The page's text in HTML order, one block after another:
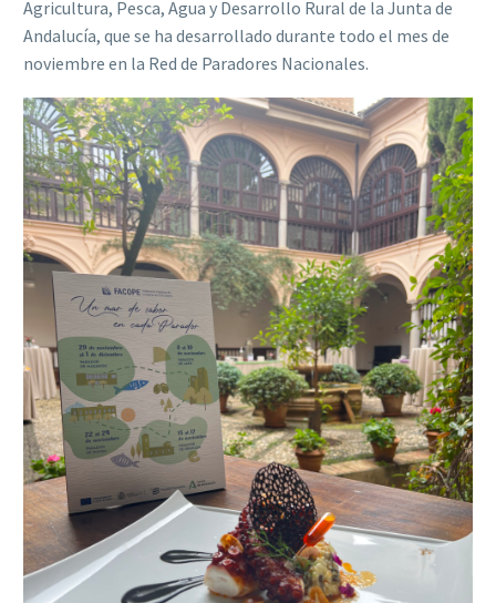
Agricultura, Pesca, Agua y Desarrollo Rural de la Junta de
Andalucía, que se ha desarrollado durante todo el mes de
noviembre en la Red de Paradores Nacionales.